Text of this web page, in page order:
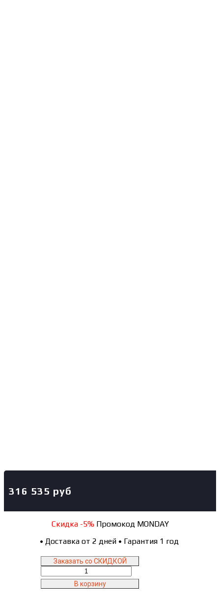
316 535 руб
Скидка -5%Промокод MONDAY
• Доставка от 2 дней • Гарантия 1 год
Заказать со СКИДКОЙ
товара
F6106E
В корзину